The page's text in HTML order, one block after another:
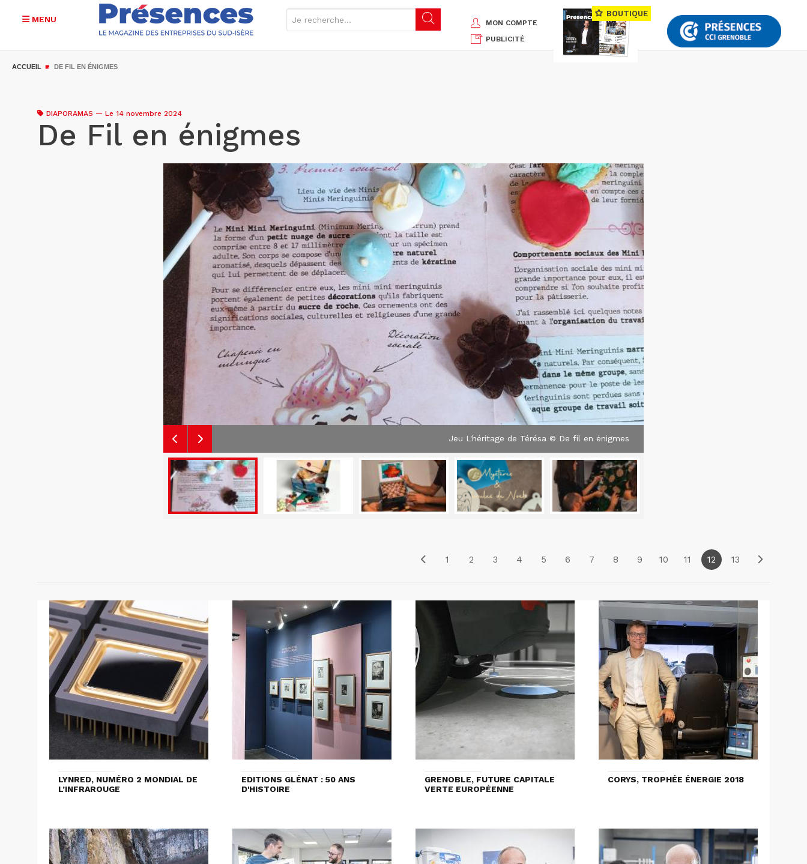
MENU
MON COMPTE
PUBLICITÉ
BOUTIQUE
ACCUEIL DE FIL EN ÉNIGMES
DIAPORAMAS — Le 14 novembre 2024
De Fil en énigmes
Jeu L'héritage de Térésa © De fil en énigmes
1 2 3 4 5 6 7 8 9 10 11 12 13
LYNRED, NUMÉRO 2 MONDIAL DE
L’INFRAROUGE
EDITIONS GLÉNAT : 50 ANS
D'HISTOIRE
GRENOBLE, FUTURE CAPITALE
VERTE EUROPÉENNE
CORYS, TROPHÉE ÉNERGIE 2018